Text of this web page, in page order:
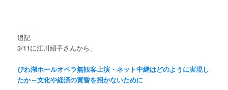
追記
3/11に江川紹子さんから、
びわ湖ホールオペラ無観客上演・ネット中継はどのように実現し
たか～文化や経済の黄昏を招かないために